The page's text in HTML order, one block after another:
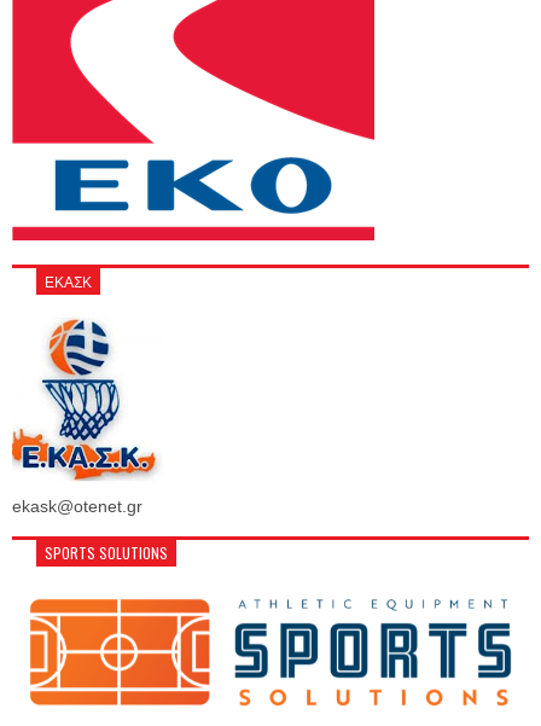
ΕΚΑΣΚ
ekask@otenet.gr
SPORTS SOLUTIONS